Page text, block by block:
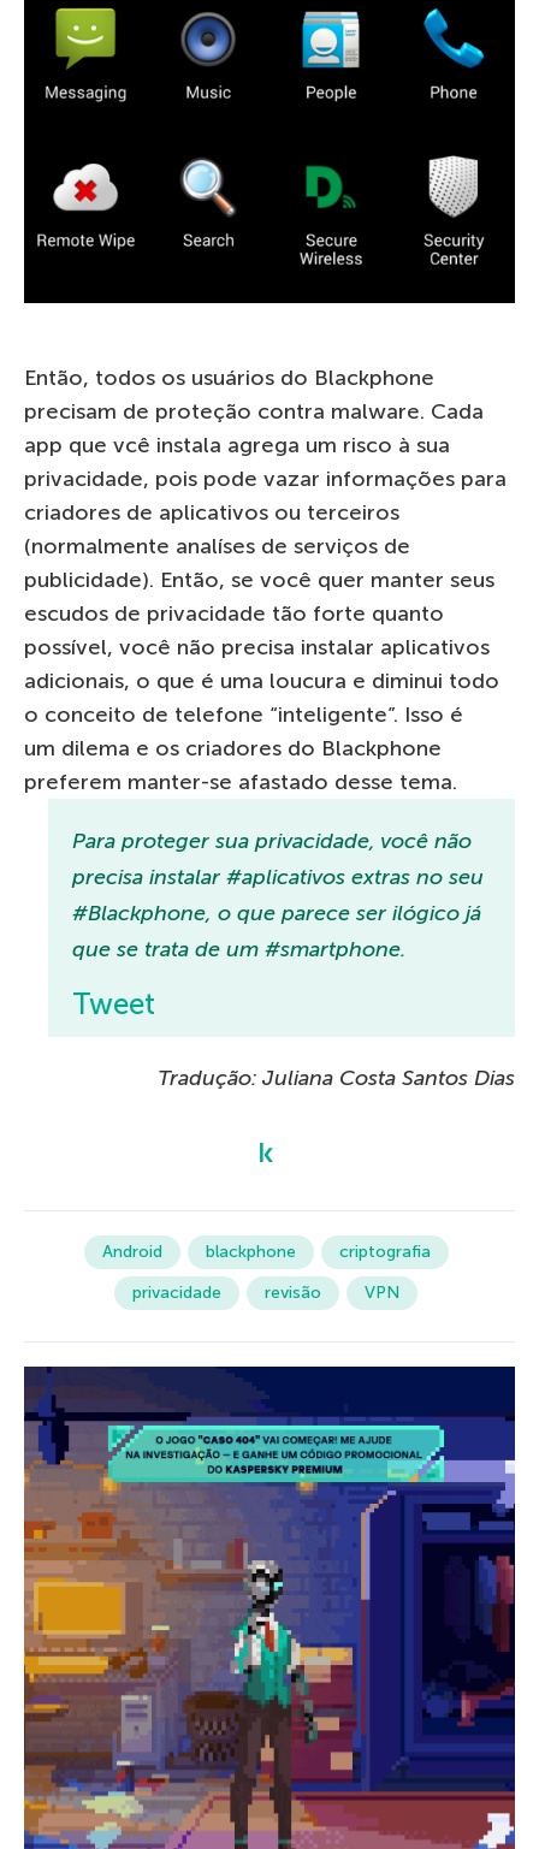
Então, todos os usuários do Blackphone
precisam de proteção contra malware. Cada
app que vcê instala agrega um risco à sua
privacidade, pois pode vazar informações para
criadores de aplicativos ou terceiros
(normalmente analíses de serviços de
publicidade). Então, se você quer manter seus
escudos de privacidade tão forte quanto
possível, você não precisa instalar aplicativos
adicionais, o que é uma loucura e diminui todo
o conceito de telefone “inteligente”. Isso é
um dilema e os criadores do Blackphone
preferem manter-se afastado desse tema.
Para proteger sua privacidade, você não
precisa instalar #aplicativos extras no seu
#Blackphone, o que parece ser ilógico já
que se trata de um #smartphone.
Tweet
Tradução: Juliana Costa Santos Dias
Android blackphone
criptografia
privacidade
revisão VPN